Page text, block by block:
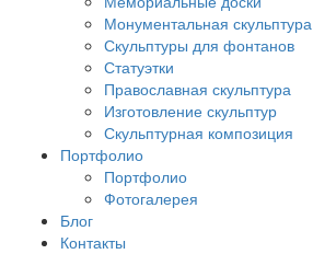
Монументальная скульптура
Скульптуры для фонтанов
Статуэтки
Православная скульптура
Изготовление скульптур
Скульптурная композиция
Портфолио
Портфолио
Фотогалерея
Блог
Контакты